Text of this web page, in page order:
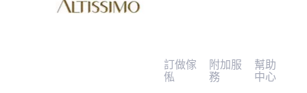
訂做傢
俬
附加服
務
幫助
中心